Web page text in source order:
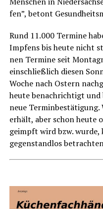
fen”, betont
Rund 11.000 Ter­mi­ne
Imp­fens bis heu­te nicht
nen Ter­mi­ne seit
ein­schließ­lich die­sen
Woche nach Ostern
heu­te benach­rich­tigt und
neue Ter­min­be­stä­ti­gung.
erhält, aber schon heu­te
geimpft wird bzw.
gegen­stand­los